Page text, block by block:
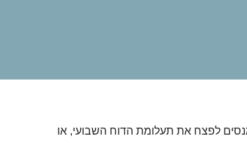
לפצח את תעלומת הדוח השבועי, או